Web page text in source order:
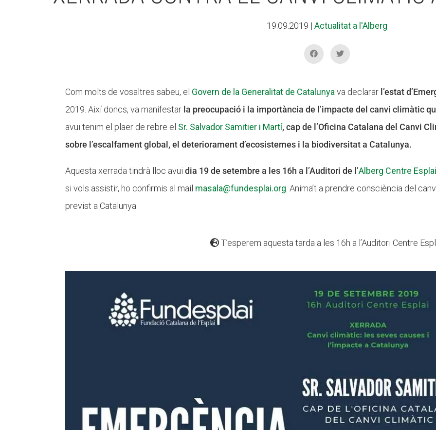
19.09.2019 | Actualitat a l'Alberg
Com molts de vosaltres sabeu, el Govern de la Generalitat de Catalunya va declarar l’estat
2019. Així doncs, va manifestar la preocupació i la importància de l’impacte del canvi climàtic
avui tenim el plaer de rebre el Sr. Salvador Samitier i Martí, cap de l’Oficina Catalana del Canvi
sobre l’escalfament global, el deteriorament d’ecosistemes i la biodiversitat a Catalunya.
Aquesta xerrada tindrà lloc avuidia 19 de setembre a les 16h a l’Auditori de l’Alberg Centre
si vols assistir, ho confirmis al mail masala@fundesplai.org . Anima’t a prendre consciència del
previst a Catalunya.
T’esperem aquesta tarda a les 16h a l’Auditori Centre